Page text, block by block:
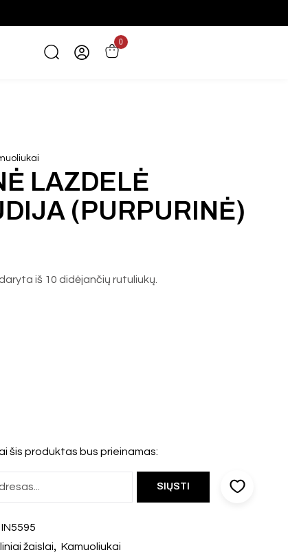
0
LAZDELĖ
(PURPURINĖ)
iš 10 didėjančių rutuliukų.
šis produktas bus prieinamas:
IN5595
žaislai, Kamuoliukai